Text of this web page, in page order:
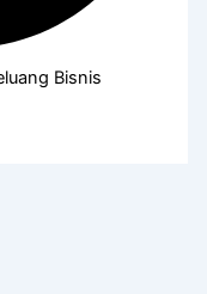
Bisnis